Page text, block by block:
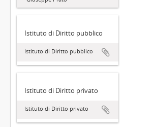
Istituto di Diritto pubblico
Istituto di Diritto pubblico
Istituto di Diritto privato
Istituto di Diritto privato